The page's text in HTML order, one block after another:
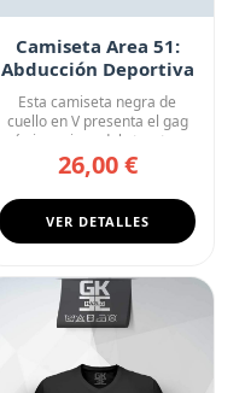
Camiseta Area 51:
Abducción Deportiva
Esta camiseta negra de
cuello en V presenta el gag
más ingenioso del streetwe...
26,00 €
VER DETALLES